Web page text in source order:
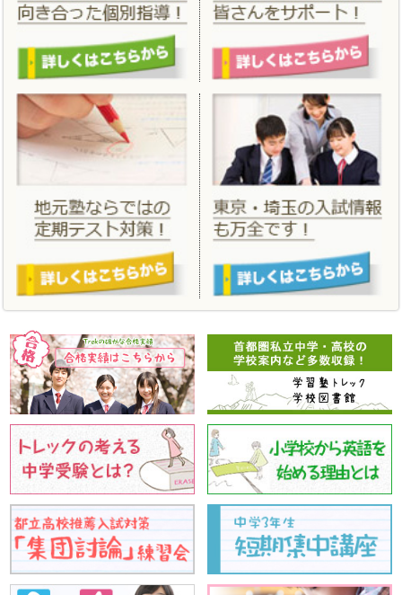
「春期講習」「春のはじめてキャンペーン」を掲載しました。
2021/11/19
「冬期講習」「冬のはじめてキャンペーン」を掲載しました。
2021/06/18
「夏期講習」 「夏のはじめてキャンペーン 」を更新しました。
合格実績」、「年間スケジュール 」、「小学生料金」、「中学生
」を更新しました。
学習塾トレックをはじめて体験する方のための春のはじめてキャン
2020/09/28
2020 親と子の私立・都立中学高校受験相談会 10月4日 オンラ
インで実施いたします。
2020/07/01
「夏期講習」 「夏のはじめてキャンペーン」を更新しました。
2020/03/23
「合格実績」 「合格体験記」を更新しました。
2020/03/11